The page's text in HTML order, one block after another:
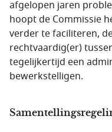
afgelopen jaren
hoopt de Commissie
verder te faciliteren,
rechtvaardig(er)
tegelijkertijd een
bewerkstelligen.